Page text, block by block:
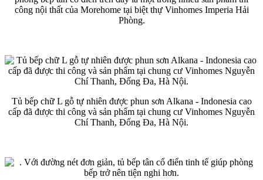
công nội thất của Morehome tại biệt thự Vinhomes Imperia Hải
Phòng.
Tủ bếp chữ L gỗ tự nhiên được phun sơn Alkana - Indonesia cao
cấp đã được thi công và sản phẩm tại chung cư Vinhomes Nguyễn
Chí Thanh, Đống Đa, Hà Nội.